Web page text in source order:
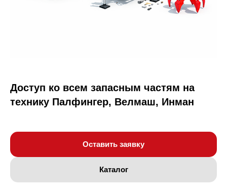
Доступ ко всем запасным частям на
технику Палфингер, Велмаш, Инман
Оставить заявку
Каталог